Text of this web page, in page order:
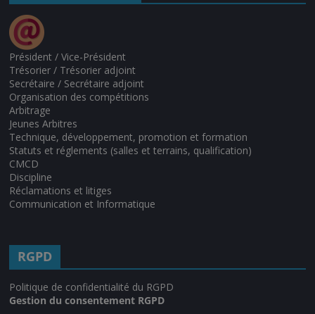
Président / Vice-Président
Trésorier / Trésorier adjoint
Secrétaire / Secrétaire adjoint
Organisation des compétitions
Arbitrage
Jeunes Arbitres
Technique, développement, promotion et formation
Statuts et réglements (salles et terrains, qualification)
CMCD
Discipline
Réclamations et litiges
Communication et Informatique
RGPD
Politique de confidentialité du RGPD
Gestion du consentement RGPD